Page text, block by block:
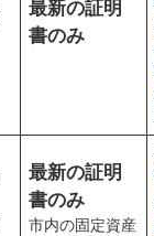
最新の証明
書のみ
最新の証明
書のみ
​市内の固定資産